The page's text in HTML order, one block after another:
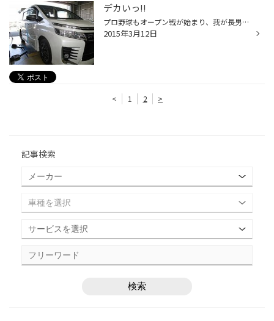
デカいっ!!
プロ野球もオープン戦が始まり、我が長男が所属する野球チームも遠征やら合宿やらとあちこちに出かけていくようになってきました。 初めて行く場所などもよくあるので、ナビが大活躍です!! 最近のナビは大きな画面が主流で、車種によっては純正のような仕上がりにもなるんです♪ こちらのVOXYはなん...
2015年3月12日
< 1 2 >
記事検索